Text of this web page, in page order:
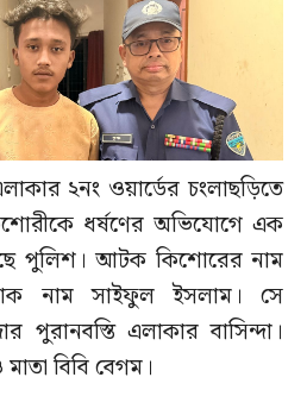
২নং ওয়ার্ডের চংলাছড়িতে
ধর্ষণের অভিযোগে এক
পুলিশ। আটক কিশোরের নাম
নাম সাইফুল ইসলাম। সে
পুরানবস্তি এলাকার বাসিন্দা।
বিবি বেগম।